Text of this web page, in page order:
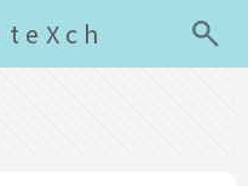
teXch